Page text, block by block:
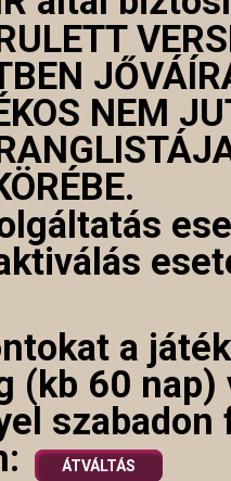
NEM
a
(kb 60
ÁTVÁLTÁS